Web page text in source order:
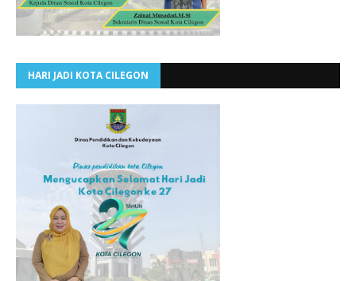
HARI JADI KOTA CILEGON